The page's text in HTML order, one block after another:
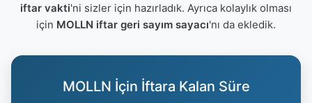
iftar vakti'ni sizler için hazırladık. Ayrıca kolaylık olması
için MOLLN iftar geri sayım sayacı'nı da ekledik.
MOLLN İçin İftara Kalan Süre